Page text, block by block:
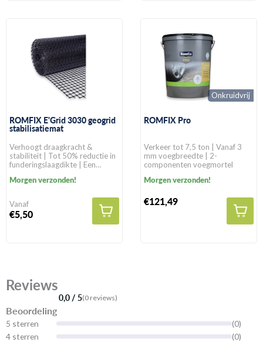
ROMFIX E'Grid 3030 geogrid
stabilisatiemat
Verhoogt draagkracht &
stabiliteit | Tot 50% reductie in
funderingslaagdikte | Een
natuurlijke gronden
Morgen verzonden!
Vanaf
€5,50
Onkruidvrij
ROMFIX Pro
Verkeer tot 7,5 ton | Vanaf 3
mm voegbreedte | 2-
componenten voegmortel
Morgen verzonden!
€121,49
Reviews
0,0 / 5(0 reviews)
Beoordeling
5 sterren
(0)
4 sterren
(0)